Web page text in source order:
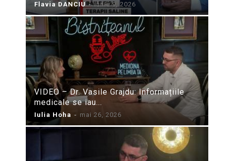
Flavia DANCIU - iunie 9, 2026
VIDEO – Dr. Vasile Grajdu: Informațiile
medicale se iau...
Iulia Hoha - mai 26, 2026